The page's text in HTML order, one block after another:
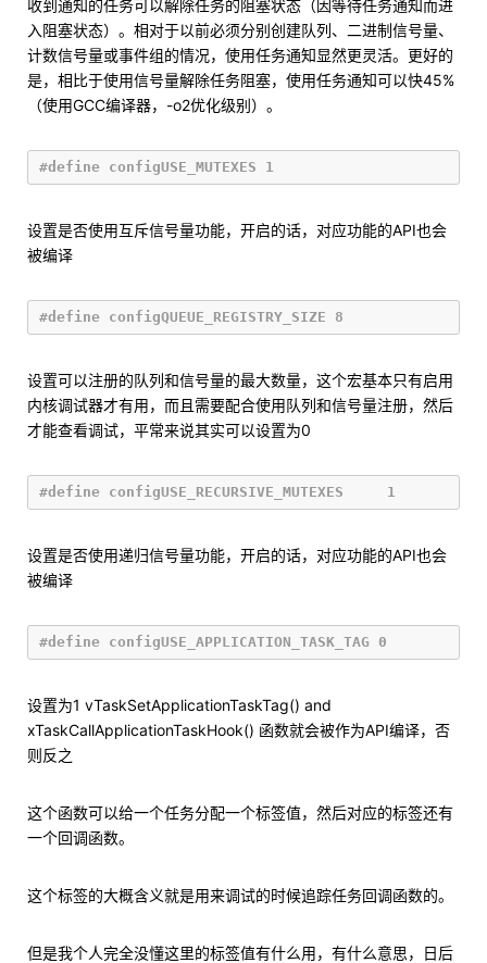
收到通知的任务可以解除任务的阻塞状态（因等待任务通知而进
入阻塞状态）。相对于以前必须分别创建队列、二进制信号量、
计数信号量或事件组的情况，使用任务通知显然更灵活。更好的
是，相比于使用信号量解除任务阻塞，使用任务通知可以快45%
（使用GCC编译器，-o2优化级别）。
设置是否使用互斥信号量功能，开启的话，对应功能的API也会
被编译
设置可以注册的队列和信号量的最大数量，这个宏基本只有启用
内核调试器才有用，而且需要配合使用队列和信号量注册，然后
才能查看调试，平常来说其实可以设置为0
设置是否使用递归信号量功能，开启的话，对应功能的API也会
被编译
设置为1 vTaskSetApplicationTaskTag() and
xTaskCallApplicationTaskHook() 函数就会被作为API编译，否
则反之
这个函数可以给一个任务分配一个标签值，然后对应的标签还有
一个回调函数。
这个标签的大概含义就是用来调试的时候追踪任务回调函数的。
但是我个人完全没懂这里的标签值有什么用，有什么意思，日后